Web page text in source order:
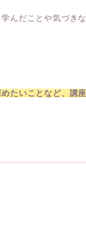
んだことや気づき
たいことなど、講